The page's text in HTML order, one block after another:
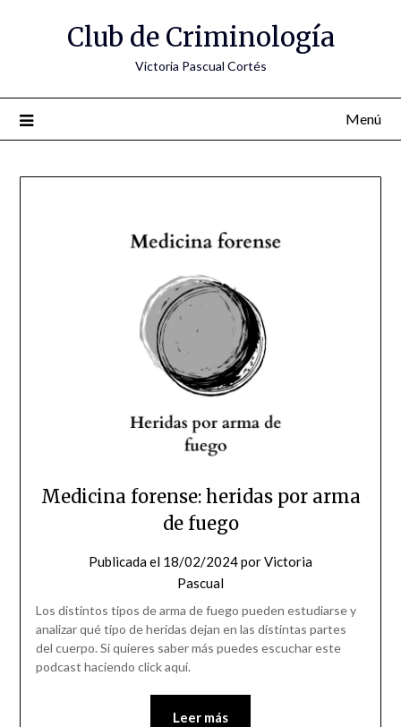
Club de Criminología
Victoria Pascual Cortés
Menú
Medicina forense: heridas por arma
de fuego
Publicada el 18/02/2024porVictoria
Pascual
Los distintos tipos de arma de fuego pueden estudiarse y
analizar qué tipo de heridas dejan en las distintas partes
del cuerpo. Si quieres saber más puedes escuchar este
podcast haciendo click aquí.
Leer más